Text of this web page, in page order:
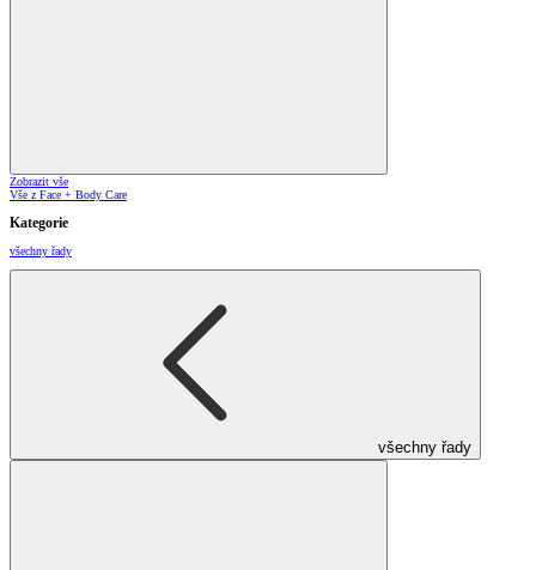
Zobrazit vše
Vše z Face + Body Care
Kategorie
všechny řady
všechny řady